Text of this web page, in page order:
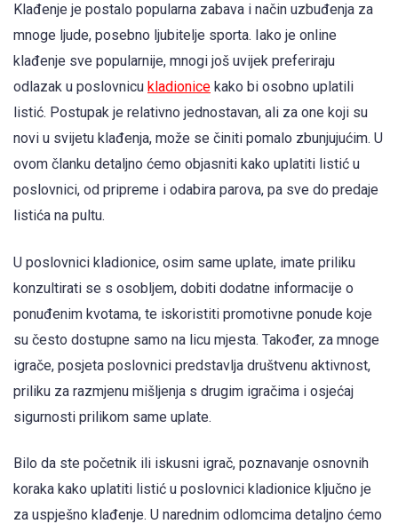
Klađenje je postalo popularna zabava i način uzbuđenja za
mnoge ljude, posebno ljubitelje sporta. Iako je online
klađenje sve popularnije, mnogi još uvijek preferiraju
odlazak u poslovnicu kladionice kako bi osobno uplatili
listić. Postupak je relativno jednostavan, ali za one koji su
novi u svijetu klađenja, može se činiti pomalo zbunjujućim. U
ovom članku detaljno ćemo objasniti kako uplatiti listić u
poslovnici, od pripreme i odabira parova, pa sve do predaje
listića na pultu.
U poslovnici kladionice, osim same uplate, imate priliku
konzultirati se s osobljem, dobiti dodatne informacije o
ponuđenim kvotama, te iskoristiti promotivne ponude koje
su često dostupne samo na licu mjesta. Također, za mnoge
igrače, posjeta poslovnici predstavlja društvenu aktivnost,
priliku za razmjenu mišljenja s drugim igračima i osjećaj
sigurnosti prilikom same uplate.
Bilo da ste početnik ili iskusni igrač, poznavanje osnovnih
koraka kako uplatiti listić u poslovnici kladionice ključno je
za uspješno klađenje. U narednim odlomcima detaljno ćemo